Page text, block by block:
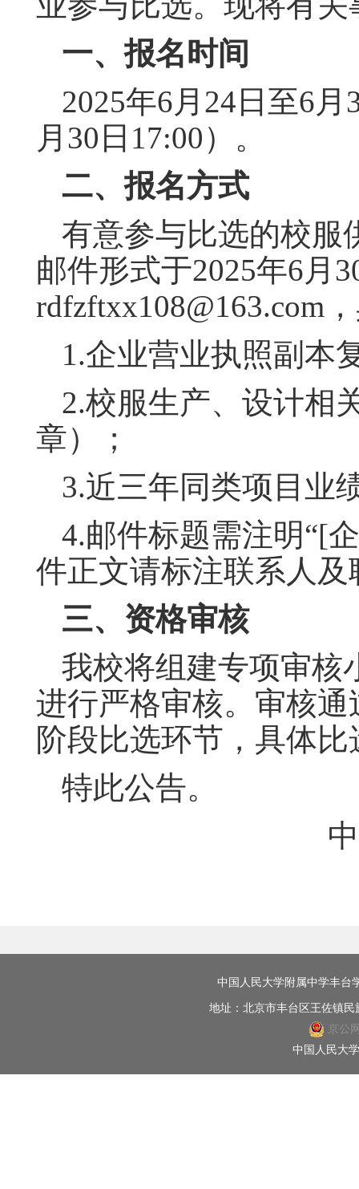
一、报名时间
2025年6月24日至6
月30日17:00）。
二、报名方式
有意参与比选的校服
邮件形式于2025年6月
rdfzftxx108@163.com
1.企业营业执照副本
2.校服生产、设计相
章）；
3.近三年同类项目业
4.邮件标题需注明“[
件正文请标注联系人及
三、资格审核
我校将组建专项审核
进行严格审核。审核
阶段比选环节，具体
特此公告。
中国人民大学附属中学丰台
地址：北京市丰台区王佐镇
京公
中国人民大